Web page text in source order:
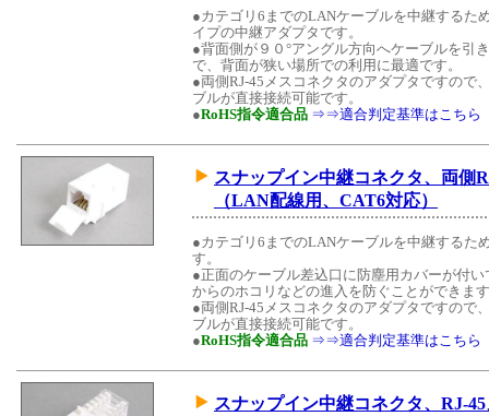
●カテゴリ6までのLANケーブルを中継するた
イプの中継アダプタです。
●背面側が９０°アングル方向へケーブルを引
で、背面が狭い場所での利用に最適です。
●両側RJ-45メスコネクタのアダプタですので
ブルが直接接続可能です。
●RoHS指令適合品 ⇒⇒適合判定基準はこちら
スナップイン中継コネクタ、両側
（LAN配線用、CAT6対応）
●カテゴリ6までのLANケーブルを中継するた
す。
●正面のケーブル差込口に防塵用カバーが付
からのホコリなどの進入を防ぐことができま
●両側RJ-45メスコネクタのアダプタですので
ブルが直接接続可能です。
●RoHS指令適合品 ⇒⇒適合判定基準はこちら
スナップイン中継コネクタ、RJ-